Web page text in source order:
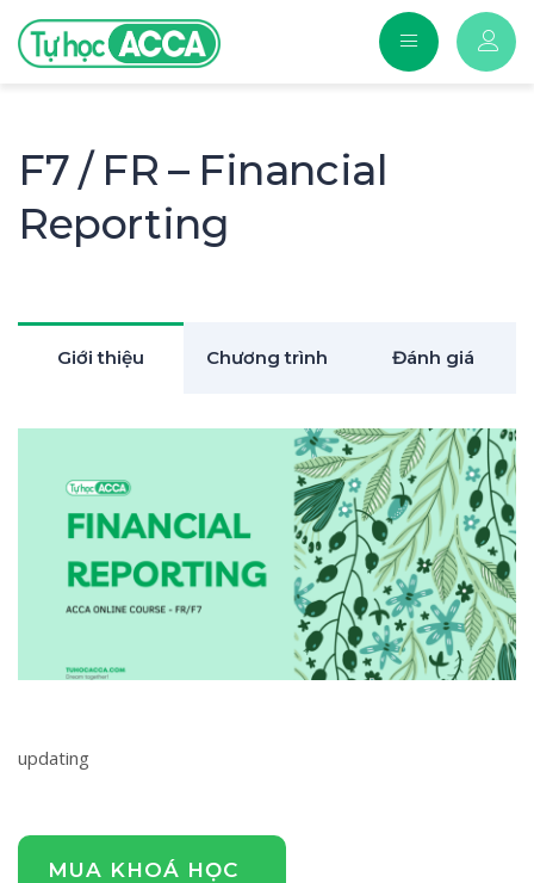
F7 / FR – Financial
Reporting
Giới thiệu Chương trình Đánh giá
updating
MUA KHOÁ HỌC